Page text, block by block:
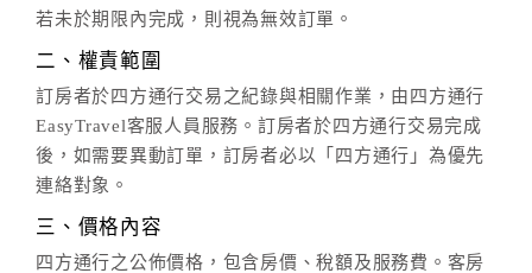
若未於期限內完成，則視為無效訂單。
二、權責範圍
訂房者於四方通行交易之紀錄與相關作業，由四方通行
EasyTravel客服人員服務。訂房者於四方通行交易完成
後，如需要異動訂單，訂房者必以「四方通行」為優先
連絡對象。
三、價格內容
四方通行之公佈價格，包含房價、稅額及服務費。客房